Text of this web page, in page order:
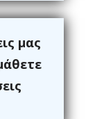
μας